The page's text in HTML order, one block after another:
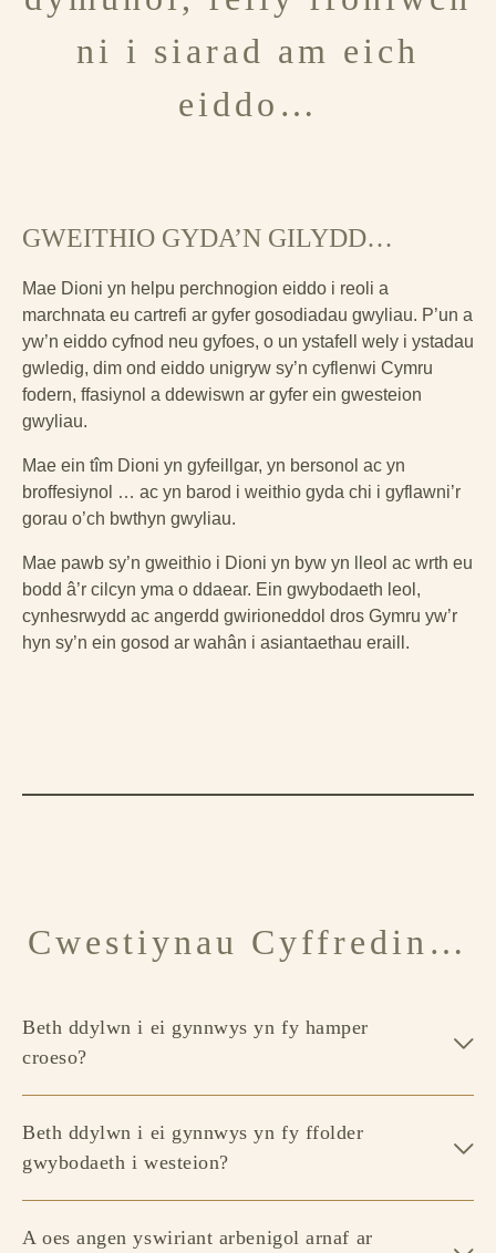
ni i siarad am eich
eiddo…
GWEITHIO GYDA’N GILYDD…
Mae Dioni yn helpu perchnogion eiddo i reoli a
marchnata eu cartrefi ar gyfer gosodiadau gwyliau. P’un a
yw’n eiddo cyfnod neu gyfoes, o un ystafell wely i ystadau
gwledig, dim ond eiddo unigryw sy’n cyflenwi Cymru
fodern, ffasiynol a ddewiswn ar gyfer ein gwesteion
gwyliau.
Mae ein tîm Dioni yn gyfeillgar, yn bersonol ac yn
broffesiynol … ac yn barod i weithio gyda chi i gyflawni’r
gorau o’ch bwthyn gwyliau.
Mae pawb sy’n gweithio i Dioni yn byw yn lleol ac wrth eu
bodd â’r cilcyn yma o ddaear. Ein gwybodaeth leol,
cynhesrwydd ac angerdd gwirioneddol dros Gymru yw’r
hyn sy’n ein gosod ar wahân i asiantaethau eraill.
Cwestiynau Cyffredin…
Beth ddylwn i ei gynnwys yn fy hamper
croeso?
Beth ddylwn i ei gynnwys yn fy ffolder
gwybodaeth i westeion?
A oes angen yswiriant arbenigol arnaf ar